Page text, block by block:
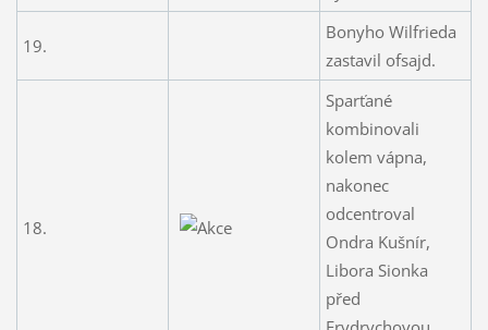
19.
Bonyho Wilfrieda
zastavil ofsajd.
18.
Sparťané
kombinovali
kolem vápna,
nakonec
odcentroval
Ondra Kušnír,
Libora Sionka
před